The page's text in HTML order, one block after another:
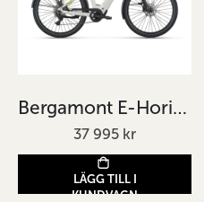
Bergamont E-Horizon Sport 30 Wave bruten vit/äggskalsvit
37 995 kr
LÄGG TILL I
KUNDVAGN